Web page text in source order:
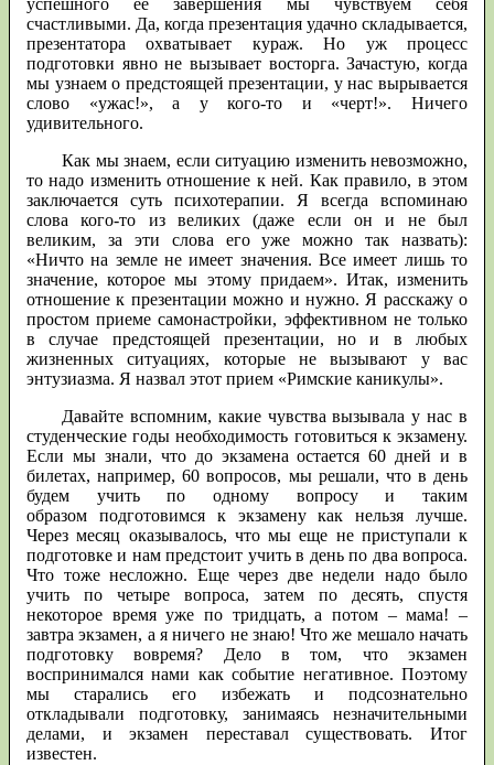
успешного ее завершения мы чувствуем себя
счастливыми. Да, когда презентация удачно складывается,
презентатора охватывает кураж. Но уж процесс
подготовки явно не вызывает восторга. Зачастую, когда
мы узнаем о предстоящей презентации, у нас вырывается
слово «ужас!», а у кого-то и «черт!». Ничего
удивительного.
Как мы знаем, если ситуацию изменить невозможно,
то надо изменить отношение к ней. Как правило, в этом
заключается суть психотерапии. Я всегда вспоминаю
слова кого-то из великих (даже если он и не был
великим, за эти слова его уже можно так назвать):
«Ничто на земле не имеет значения. Все имеет лишь то
значение, которое мы этому придаем». Итак, изменить
отношение к презентации можно и нужно. Я расскажу о
простом приеме самонастройки, эффективном не только
в случае предстоящей презентации, но и в любых
жизненных ситуациях, которые не вызывают у вас
энтузиазма. Я назвал этот прием «Римские каникулы».
Давайте вспомним, какие чувства вызывала у нас в
студенческие годы необходимость готовиться к экзамену.
Если мы знали, что до экзамена остается 60 дней и в
билетах, например, 60 вопросов, мы решали, что в день
будем учить по одному вопросу и таким
образом подготовимся к экзамену как нельзя лучше.
Через месяц оказывалось, что мы еще не приступали к
подготовке и нам предстоит учить в день по два вопроса.
Что тоже несложно. Еще через две недели надо было
учить по четыре вопроса, затем по десять, спустя
некоторое время уже по тридцать, а потом – мама! –
завтра экзамен, а я ничего не знаю! Что же мешало начать
подготовку вовремя? Дело в том, что экзамен
воспринимался нами как событие негативное. Поэтому
мы старались его избежать и подсознательно
откладывали подготовку, занимаясь незначительными
делами, и экзамен переставал существовать. Итог
известен.